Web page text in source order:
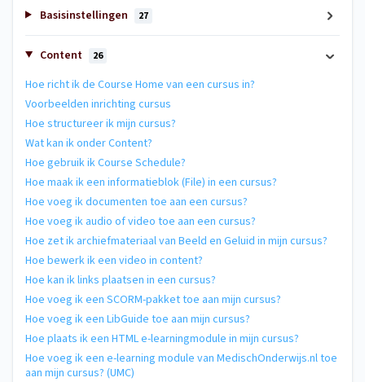
Basisinstellingen 27
Content 26
Hoe richt ik de Course Home van een cursus in?
Voorbeelden inrichting cursus
Hoe structureer ik mijn cursus?
Wat kan ik onder Content?
Hoe gebruik ik Course Schedule?
Hoe maak ik een informatieblok (File) in een cursus?
Hoe voeg ik documenten toe aan een cursus?
Hoe voeg ik audio of video toe aan een cursus?
Hoe zet ik archiefmateriaal van Beeld en Geluid in mijn cursus?
Hoe bewerk ik een video in content?
Hoe kan ik links plaatsen in een cursus?
Hoe voeg ik een SCORM-pakket toe aan mijn cursus?
Hoe voeg ik een LibGuide toe aan mijn cursus?
Hoe plaats ik een HTML e-learningmodule in mijn cursus?
Hoe voeg ik een e-learning module van MedischOnderwijs.nl toe
aan mijn cursus? (UMC)